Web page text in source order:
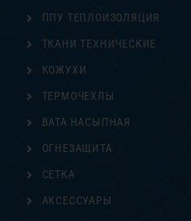
ППУ ТЕПЛОИЗОЛЯЦИЯ
ТКАНИ ТЕХНИЧЕСКИЕ
КОЖУХИ
ТЕРМОЧЕХЛЫ
ВАТА НАСЫПНАЯ
ОГНЕЗАЩИТА
СЕТКА
АКСЕССУАРЫ